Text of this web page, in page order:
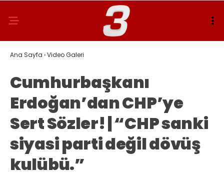
Ana Sayfa ›Video Galeri
Cumhurbaşkanı
Erdoğan’dan CHP’ye
Sert Sözler! | “CHP sanki
siyasi parti değil dövüş
kulübü.”